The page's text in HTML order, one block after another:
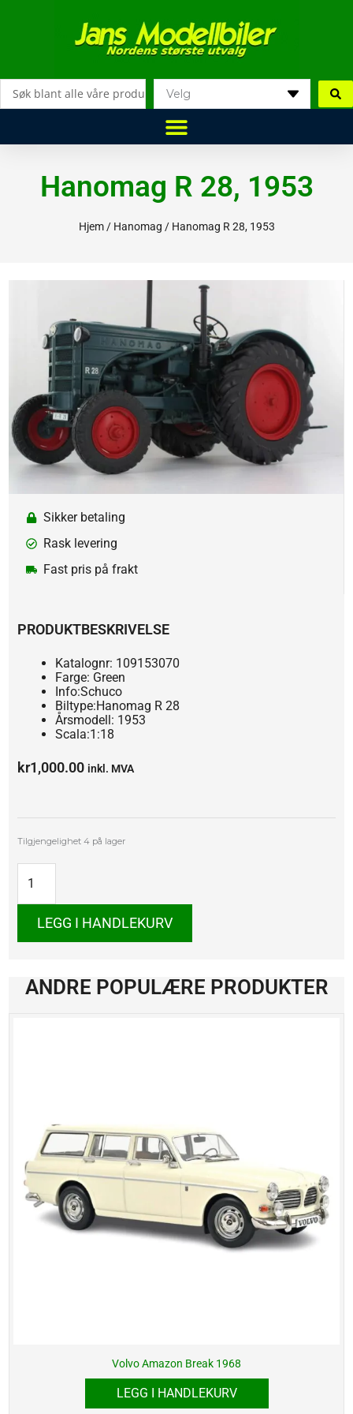
Hanomag R 28, 1953
Hjem/ Hanomag / Hanomag R 28, 1953
Sikker betaling
Rask levering
Fast pris på frakt
PRODUKTBESKRIVELSE
Katalognr: 109153070
Farge: Green
Info:Schuco
Biltype:Hanomag R 28
Årsmodell: 1953
Scala:1:18
kr1,000.00 inkl. MVA
Tilgjengelighet 4 på lager
Hanomag
1953
LEGG I HANDLEKURV
ANDRE POPULÆRE PRODUKTER
Volvo Amazon Break 1968
LEGG I HANDLEKURV